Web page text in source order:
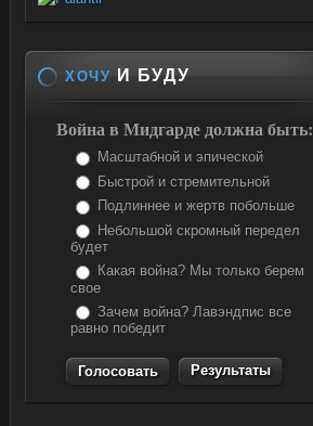
ХОЧУ И БУДУ
Война в Мидгарде должна быть:
Масштабной и эпической
Быстрой и стремительной
Подлиннее и жертв побольше
Небольшой скромный передел
будет
Какая война? Мы только берем
свое
Зачем война? Лавэндпис все
равно победит
Результаты